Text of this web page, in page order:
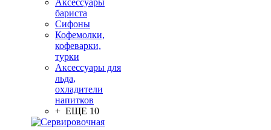
Аксессуары
бариста
Сифоны
Кофемолки,
кофеварки,
турки
Аксессуары для
льда,
охладители
напитков
+ ЕЩЕ 10